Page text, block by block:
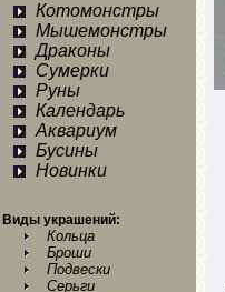
Котомонстры
Мышемонстры
Драконы
Сумерки
Руны
Календарь
Аквариум
Бусины
Новинки
Виды украшений:
Кольца
Броши
Подвески
Серьги